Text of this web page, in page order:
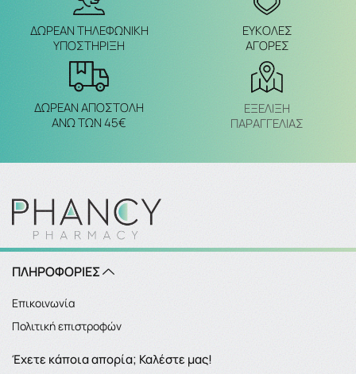
ΔΩΡΕΑΝ ΤΗΛΕΦΩΝΙΚΗ
ΥΠΟΣΤΗΡΙΞΗ
ΕΥΚΟΛΕΣ
ΑΓΟΡΕΣ
ΔΩΡΕΑΝ ΑΠΟΣΤΟΛΗ
ΑΝΩ ΤΩΝ 45€
ΕΞΈΛΙΞΗ
ΠΑΡΑΓΓΕΛΙΑΣ
ΠΛΗΡΟΦΟΡΙΕΣ
Επικοινωνία
Πολιτική επιστροφών
Έχετε κάποια απορία; Καλέστε μας!